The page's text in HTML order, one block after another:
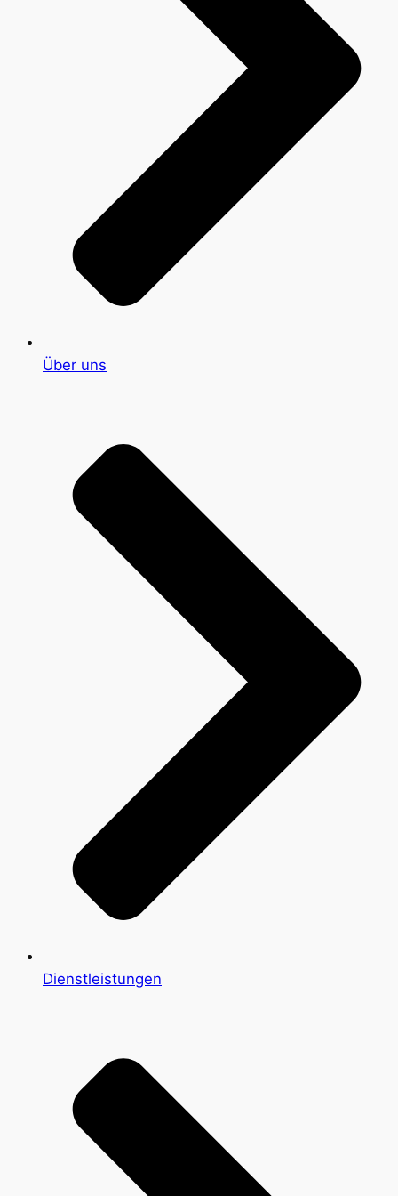
Über uns
Dienstleistungen